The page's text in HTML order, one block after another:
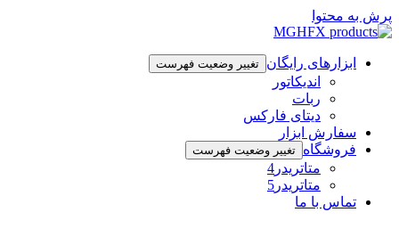
پرش به محتوا
ابزارهای رایگان تغییر وضعیت فهرست
اندیکاتور
ربات
دیتای فارکس
سفارش ابزار
فروشگاه تغییر وضعیت فهرست
متاتریدر4
متاتریدر5
تماس با ما